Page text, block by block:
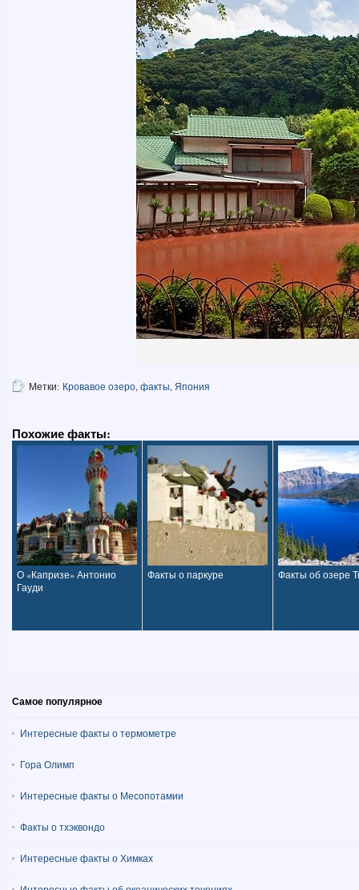
Метки: Кровавое озеро,факты,Япония
Похожие факты:
О «Капризе» Антонио
Гауди
Факты о паркуре Факты об озере
Самое популярное
Интересные факты о термометре
Гора Олимп
Интересные факты о Месопотамии
Факты о тхэквондо
Интересные факты о Химках